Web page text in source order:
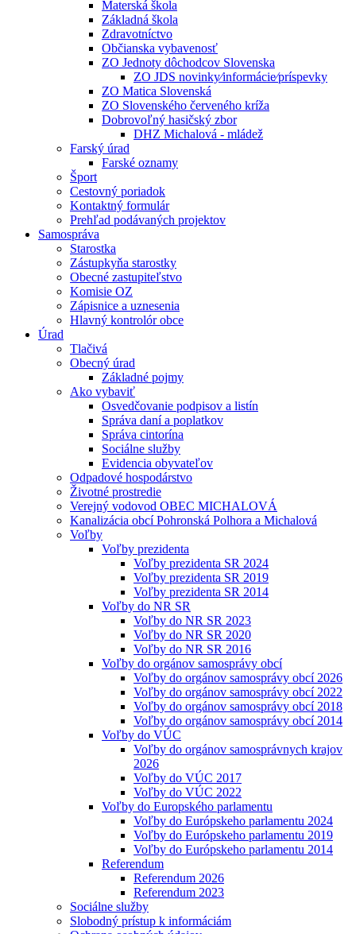
Materská škola
Základná škola
Zdravotníctvo
Občianska vybavenosť
ZO Jednoty dôchodcov Slovenska
ZO JDS novinky⁄informácie⁄príspevky
ZO Matica Slovenská
ZO Slovenského červeného kríža
Dobrovoľný hasičský zbor
DHZ Michalová - mládež
Farský úrad
Farské oznamy
Šport
Cestovný poriadok
Kontaktný formulár
Prehľad podávaných projektov
Samospráva
Starostka
Zástupkyňa starostky
Obecné zastupiteľstvo
Komisie OZ
Zápisnice a uznesenia
Hlavný kontrolór obce
Úrad
Tlačivá
Obecný úrad
Základné pojmy
Ako vybaviť
Osvedčovanie podpisov a listín
Správa daní a poplatkov
Správa cintorína
Sociálne služby
Evidencia obyvateľov
Odpadové hospodárstvo
Životné prostredie
Verejný vodovod OBEC MICHALOVÁ
Kanalizácia obcí Pohronská Polhora a Michalová
Voľby
Voľby prezidenta
Voľby prezidenta SR 2024
Voľby prezidenta SR 2019
Voľby prezidenta SR 2014
Voľby do NR SR
Voľby do NR SR 2023
Voľby do NR SR 2020
Voľby do NR SR 2016
Voľby do orgánov samosprávy obcí
Voľby do orgánov samosprávy obcí 2026
Voľby do orgánov samosprávy obcí 2022
Voľby do orgánov samosprávy obcí 2018
Voľby do orgánov samosprávy obcí 2014
Voľby do VÚC
Voľby do orgánov samosprávnych krajov
2026
Voľby do VÚC 2017
Voľby do VÚC 2022
Voľby do Europského parlamentu
Voľby do Európskeho parlamentu 2024
Voľby do Európskeho parlamentu 2019
Voľby do Európskeho parlamentu 2014
Referendum
Referendum 2026
Referendum 2023
Sociálne služby
Slobodný prístup k informáciám